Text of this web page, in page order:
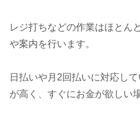
レジ打ちなどの作業はほとん
や案内を行います。
日払いや月2回払いに対応し
が高く、すぐにお金が欲しい